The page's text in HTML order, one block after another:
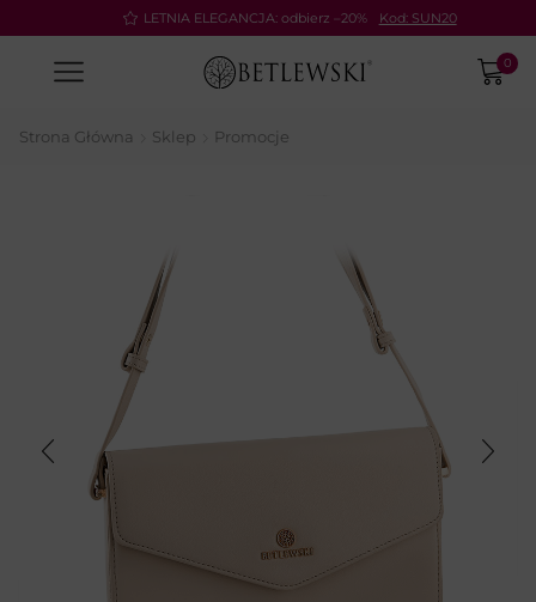
LETNIA ELEGANCJA: odbierz –20% Kod: SUN20
0
Strona Główna Sklep Promocje